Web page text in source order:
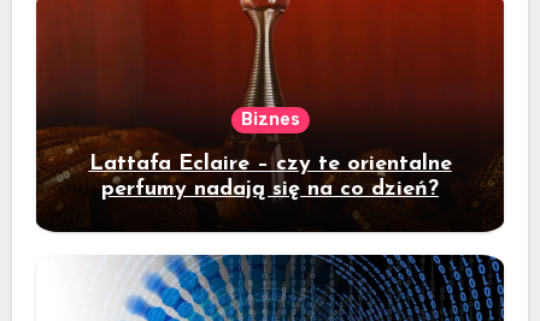
Biznes
Lattafa Eclaire – czy te orientalne
perfumy nadają się na co dzień?